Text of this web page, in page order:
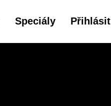
Speciály Přihlásit